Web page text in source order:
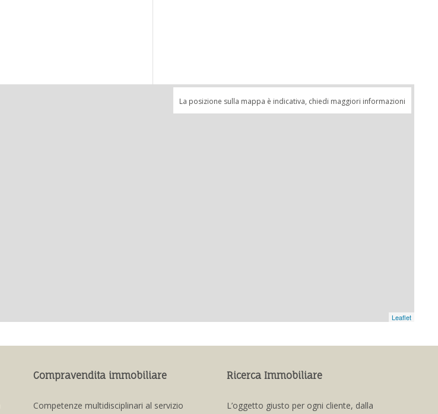
La posizione sulla mappa è indicativa, chiedi maggiori informazioni
Leaflet
Compravendita immobiliare
Competenze multidisciplinari al servizio
Ricerca Immobiliare
L’oggetto giusto per ogni cliente, dalla